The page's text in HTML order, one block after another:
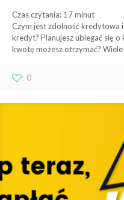
Czas czytania: 17minut
Czym jest zdolność kredytowa
kredyt? Planujesz ubiegać się
kwotę możesz otrzymać? Wiele
0